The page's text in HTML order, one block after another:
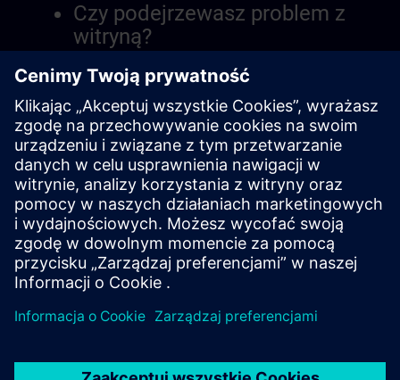
Czy podejrzewasz problem z
witryną?
Zgłoś problem